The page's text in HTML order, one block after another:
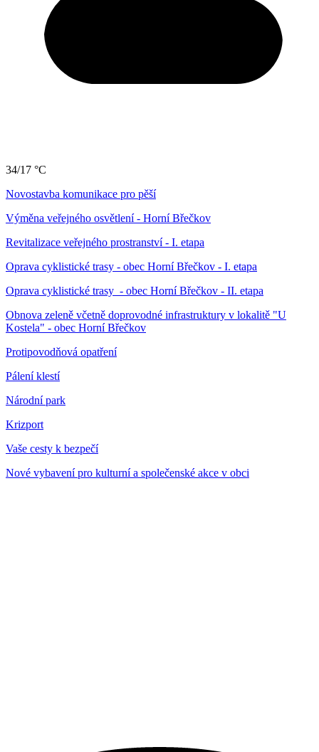
34/17 °C
Novostavba komunikace pro pěší
Výměna veřejného osvětlení - Horní Břečkov
Revitalizace veřejného prostranství - I. etapa
Oprava cyklistické trasy - obec Horní Břečkov - I. etapa
Oprava cyklistické trasy - obec Horní Břečkov - II. etapa
Obnova zeleně včetně doprovodné infrastruktury v lokalitě "U
Kostela" - obec Horní Břečkov
Protipovodňová opatření
Pálení klestí
Národní park
Krizport
Vaše cesty k bezpečí
Nové vybavení pro kulturní a společenské akce v obci